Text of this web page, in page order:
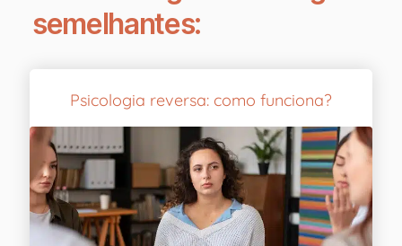
semelhantes:
Psicologia reversa: como funciona?